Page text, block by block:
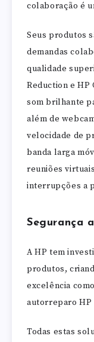
colaboração é
Seus produtos
demandas
qualidade
Reduction e HP
som brilhante
além de
velocidade de
banda larga
reuniões
interrupções a
Segurança
A HP tem
produtos,
excelência
autorreparo HP
Todas estas